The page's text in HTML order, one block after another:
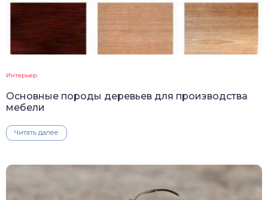
Интерьер
Основные породы деревьев для производства
мебели
Читать далее